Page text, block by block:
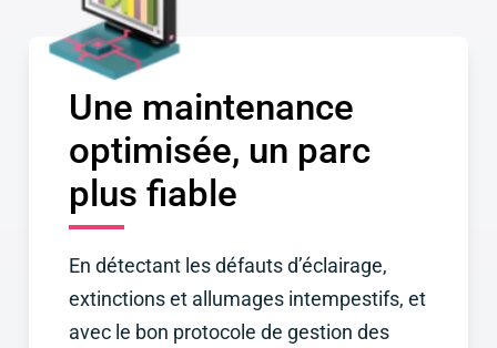
Une maintenance
optimisée, un parc
plus fiable
En détectant les défauts d’éclairage,
extinctions et allumages intempestifs, et
avec le bon protocole de gestion des